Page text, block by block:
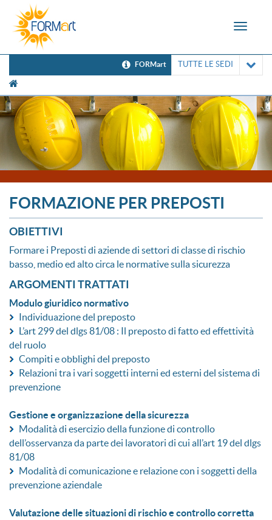
Toggle
FORMart TUTTE LE SEDI
FORMAZIONE PER PREPOSTI
OBIETTIVI
Formare i Preposti di aziende di settori di classe di rischio
basso, medio ed alto circa le normative sulla sicurezza
ARGOMENTI TRATTATI
Modulo giuridico normativo
Individuazione del preposto
L’art 299 del dlgs 81/08 : Il preposto di fatto ed effettività
del ruolo
Compiti e obblighi del preposto
Relazioni tra i vari soggetti interni ed esterni del sistema di
prevenzione
Gestione e organizzazione della sicurezza
Modalità di esercizio della funzione di controllo
dell’osservanza da parte dei lavoratori di cui all’art 19 del dlgs
81/08
Modalità di comunicazione e relazione con i soggetti della
prevenzione aziendale
Valutazione delle situazioni di rischio e controllo corretta